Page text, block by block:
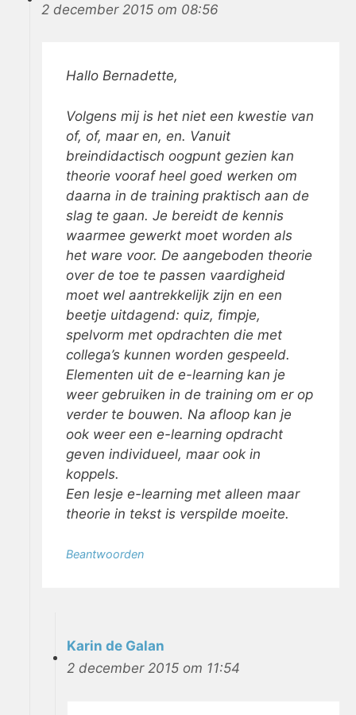
2 december 2015 om 08:56
Hallo Bernadette,
Volgens mij is het niet een kwestie van
of, of, maar en, en. Vanuit
breindidactisch oogpunt gezien kan
theorie vooraf heel goed werken om
daarna in de training praktisch aan de
slag te gaan. Je bereidt de kennis
waarmee gewerkt moet worden als
het ware voor. De aangeboden theorie
over de toe te passen vaardigheid
moet wel aantrekkelijk zijn en een
beetje uitdagend: quiz, fimpje,
spelvorm met opdrachten die met
collega’s kunnen worden gespeeld.
Elementen uit de e-learning kan je
weer gebruiken in de training om er op
verder te bouwen. Na afloop kan je
ook weer een e-learning opdracht
geven individueel, maar ook in
koppels.
Een lesje e-learning met alleen maar
theorie in tekst is verspilde moeite.
Beantwoorden
Karin de Galan
2 december 2015 om 11:54